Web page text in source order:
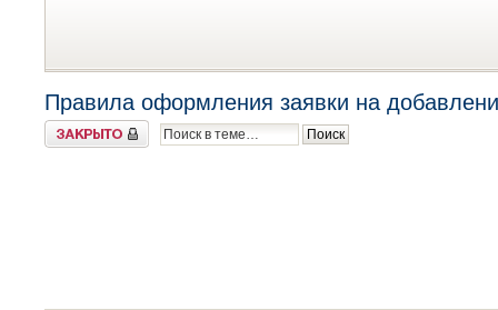
Правила оформления заявки на
Закрыто